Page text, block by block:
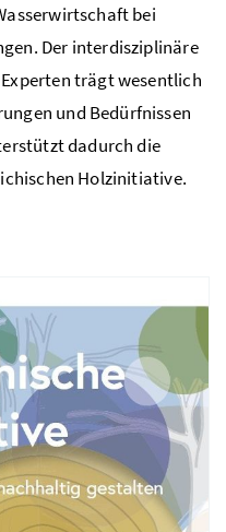
bei
Der interdisziplinäre
trägt wesentlich
und Bedürfnissen
dadurch die
Holzinitiative.